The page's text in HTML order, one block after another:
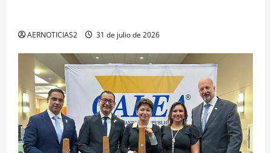
AERNOTICIAS2 31 de julio de 2026